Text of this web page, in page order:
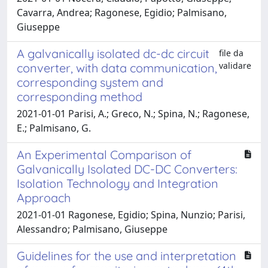
Cavarra, Andrea; Ragonese, Egidio; Palmisano,
Giuseppe
A galvanically isolated dc-dc circuit
converter, with data communication,
corresponding system and
corresponding method
file da
validare
2021-01-01 Parisi, A.; Greco, N.; Spina, N.; Ragonese,
E.; Palmisano, G.
An Experimental Comparison of
Galvanically Isolated DC-DC Converters:
Isolation Technology and Integration
Approach
2021-01-01 Ragonese, Egidio; Spina, Nunzio; Parisi,
Alessandro; Palmisano, Giuseppe
Guidelines for the use and interpretation